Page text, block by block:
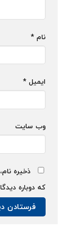
نام *
ایمیل *
وب‌ سایت
ذخیره
که دوباره